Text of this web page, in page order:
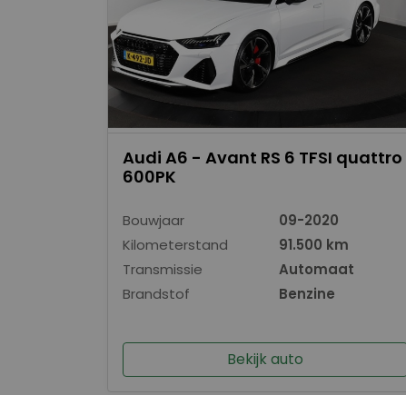
Audi A6 - Avant RS 6 TFSI quattro
600PK
Bouwjaar
09-2020
Kilometerstand
91.500 km
Transmissie
Automaat
Brandstof
Benzine
Bekijk auto